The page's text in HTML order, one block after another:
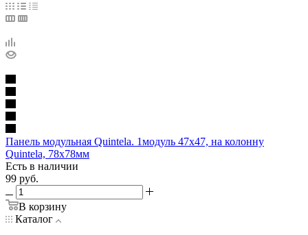
Панель модульная Quintela. 1модуль 47х47, на колонну
Quintela, 78х78мм
Есть в наличии
99 руб.
В корзину
Каталог